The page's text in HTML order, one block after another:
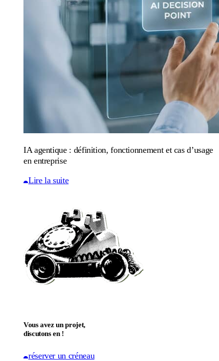
IA agentique : définition, fonctionnement et cas d’usage
en entreprise
Lire la suite
Vous avez un projet,
discutons en !
réserver un créneau